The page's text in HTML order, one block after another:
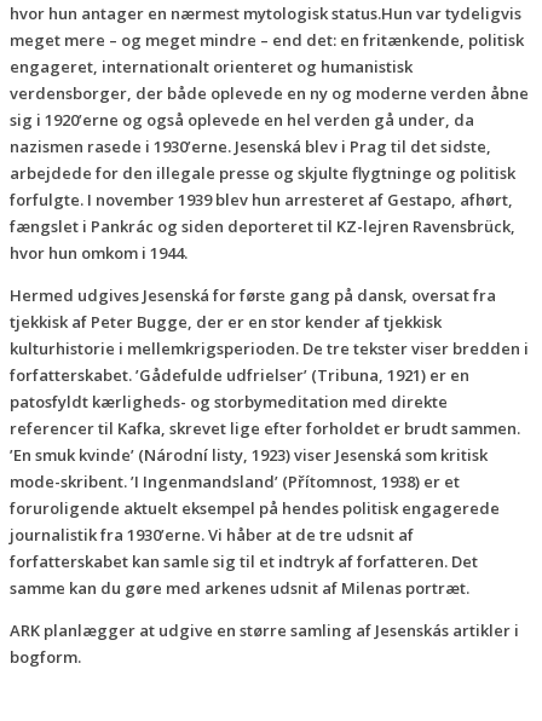
hvor hun antager en nærmest mytologisk status.Hun var tydeligvis
meget mere – og meget mindre – end det: en fritænkende, politisk
engageret, internationalt orienteret og humanistisk
verdensborger, der både oplevede en ny og moderne verden åbne
sig i 1920’erne og også oplevede en hel verden gå under, da
nazismen rasede i 1930’erne. Jesenská blev i Prag til det sidste,
arbejdede for den illegale presse og skjulte flygtninge og politisk
forfulgte. I november 1939 blev hun arresteret af Gestapo, afhørt,
fængslet i Pankrác og siden deporteret til KZ-lejren Ravensbrück,
hvor hun omkom i 1944.
Hermed udgives Jesenská for første gang på dansk, oversat fra
tjekkisk af Peter Bugge, der er en stor kender af tjekkisk
kulturhistorie i mellemkrigsperioden. De tre tekster viser bredden i
forfatterskabet. ’Gådefulde udfrielser’ (Tribuna, 1921) er en
patosfyldt kærligheds- og storbymeditation med direkte
referencer til Kafka, skrevet lige efter forholdet er brudt sammen.
’En smuk kvinde’ (Národní listy, 1923) viser Jesenská som kritisk
mode-skribent. ’I Ingenmandsland’ (Přítomnost, 1938) er et
foruroligende aktuelt eksempel på hendes politisk engagerede
journalistik fra 1930’erne. Vi håber at de tre udsnit af
forfatterskabet kan samle sig til et indtryk af forfatteren. Det
samme kan du gøre med arkenes udsnit af Milenas portræt.
ARK planlægger at udgive en større samling af Jesenskás artikler i
bogform.